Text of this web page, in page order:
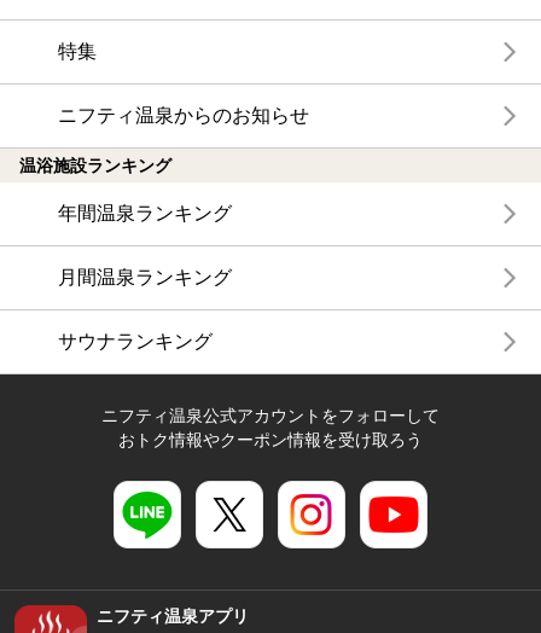
特集
ニフティ温泉からのお知らせ
温浴施設ランキング
年間温泉ランキング
月間温泉ランキング
サウナランキング
ニフティ温泉公式アカウントをフォローして
おトク情報やクーポン情報を受け取ろう
ニフティ温泉アプリ